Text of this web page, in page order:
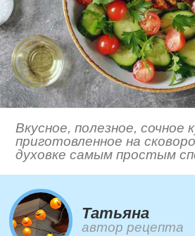
Вкусное, полезное, сочное
приготовленное на
духовке самым простым
Татьяна
автор рецепта